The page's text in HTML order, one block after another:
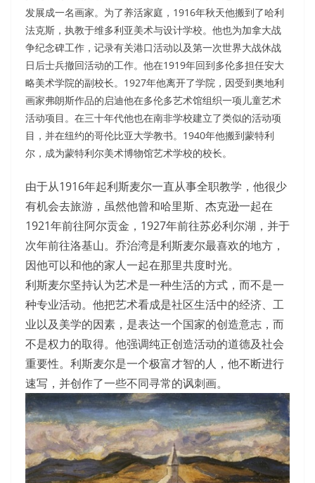
发展成一名画家。为了养活家庭，1916年秋天他搬到了哈利
法克斯，执教于维多利亚美术与设计学校。他也为加拿大战
争纪念碑工作，记录有关港口活动以及第一次世界大战休战
日后士兵撤回活动的工作。他在1919年回到多伦多担任安大
略美术学院的副校长。1927年他离开了学院，因受到奥地利
画家弗朗斯作品的启迪他在多伦多艺术馆组织一项儿童艺术
活动项目。在三十年代他也在南非学校建立了类似的活动项
目，并在纽约的哥伦比亚大学教书。1940年他搬到蒙特利
尔，成为蒙特利尔美术博物馆艺术学校的校长。
由于从1916年起利斯麦尔一直从事全职教学，他很少
有机会去旅游，虽然他曾和哈里斯、杰克逊一起在
1921年前往阿尔贡金，1927年前往苏必利尔湖，并于
次年前往洛基山。乔治湾是利斯麦尔最喜欢的地方，
因他可以和他的家人一起在那里共度时光。
利斯麦尔坚持认为艺术是一种生活的方式，而不是一
种专业活动。他把艺术看成是社区生活中的经济、工
业以及美学的因素，是表达一个国家的创造意志，而
不是权力的取得。他强调纯正创造活动的道德及社会
重要性。利斯麦尔是一个极富才智的人，他不断进行
速写，并创作了一些不同寻常的讽刺画。